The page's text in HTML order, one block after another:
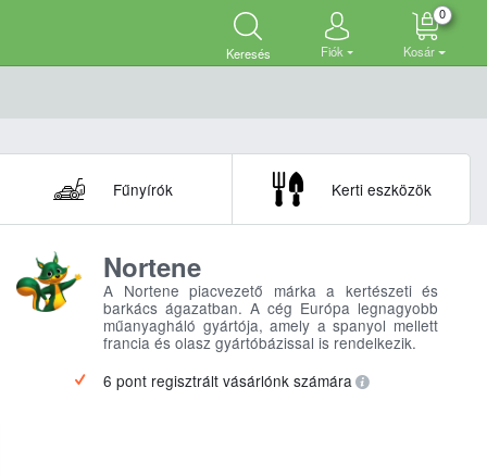
Keresés Fiók Kosár
0
Fűnyírók Kerti eszközök
Nortene
A Nortene piacvezető márka a kertészeti és
barkács ágazatban. A cég Európa legnagyobb
műanyagháló gyártója, amely a spanyol mellett
francia és olasz gyártóbázissal is rendelkezik.
6 pont regisztrált vásárlónk számára